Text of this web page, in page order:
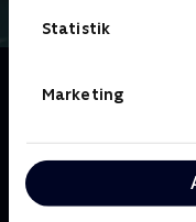
Statistik
Marketing
I dette interview-
gæster, hvor seerne
og gæsternes liv og
Christensen og